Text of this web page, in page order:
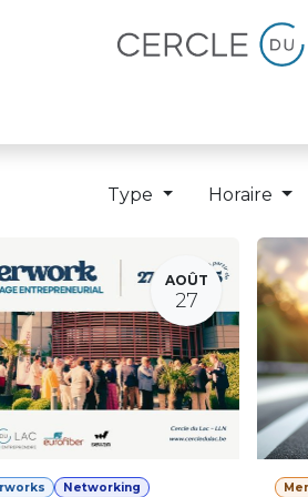
Type Horaire
AOÛT
27
Networking